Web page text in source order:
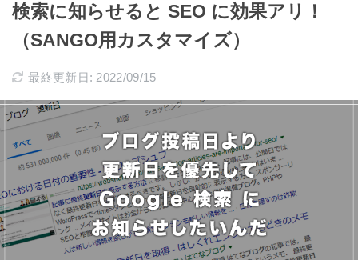
検索に知らせると SEO に効果アリ！
（SANGO用カスタマイズ）
最終更新日: 2022/09/15